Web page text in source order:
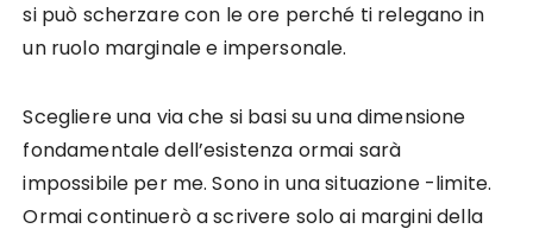
si può scherzare con le ore perché ti relegano in
un ruolo marginale e impersonale.
Scegliere una via che si basi su una dimensione
fondamentale dell’esistenza ormai sarà
impossibile per me. Sono in una situazione -limite.
Ormai continuerò a scrivere solo ai margini della